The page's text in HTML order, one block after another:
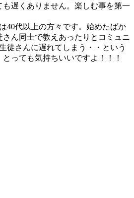
遅くありません。楽しむ事を第一
40代以上の方々です。始めたばか
ん同士で教えあったりとコミュニ
徒さんに遅れてしまう・・という
っても気持ちいいですよ！！！